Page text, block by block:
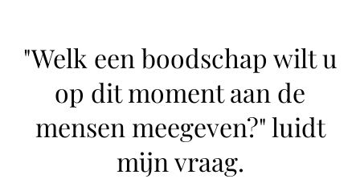
"Welk een boodschap wilt u
op dit moment aan de
mensen meegeven?" luidt
mijn vraag.